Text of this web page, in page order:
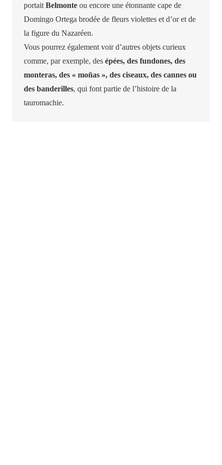
portait Belmonte ou encore une étonnante cape de
Domingo Ortega brodée de fleurs violettes et d’or et de
la figure du Nazaréen.
Vous pourrez également voir d’autres objets curieux
comme, par exemple, des épées, des fundones, des
monteras, des « moñas », des ciseaux, des cannes ou
des banderilles, qui font partie de l’histoire de la
tauromachie.